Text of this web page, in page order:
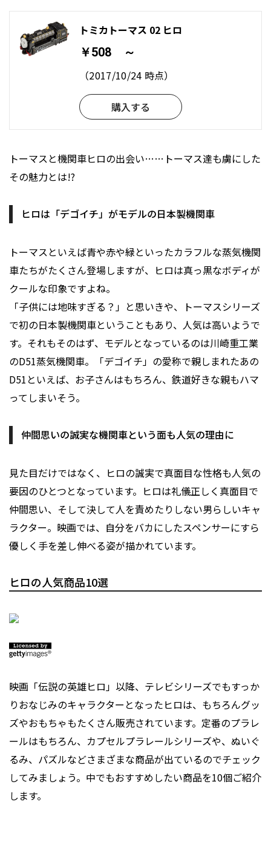
トミカトーマス 02 ヒロ
￥508 ～
（2017/10/24 時点）
購入する
トーマスと機関車ヒロの出会い……トーマス達も虜にした
その魅力とは!?
ヒロは「デゴイチ」がモデルの日本製機関車
トーマスといえば青や赤や緑といったカラフルな蒸気機関
車たちがたくさん登場しますが、ヒロは真っ黒なボディが
クールな印象ですよね。
「子供には地味すぎる？」と思いきや、トーマスシリーズ
で初の日本製機関車ということもあり、人気は高いようで
す。それもそのはず、モデルとなっているのは川崎重工業
のD51蒸気機関車。「デゴイチ」の愛称で親しまれたあの
D51といえば、お子さんはもちろん、鉄道好きな親もハマ
ってしまいそう。
仲間思いの誠実な機関車という面も人気の理由に
見た目だけではなく、ヒロの誠実で真面目な性格も人気の
要因のひとつとなっています。ヒロは礼儀正しく真面目で
仲間思い、そして決して人を責めたりしない男らしいキャ
ラクター。映画では、自分をバカにしたスペンサーにすら
優しく手を差し伸べる姿が描かれています。
ヒロの人気商品10選
映画「伝説の英雄ヒロ」以降、テレビシリーズでもすっか
りおなじみのキャラクターとなったヒロは、もちろんグッ
ズやおもちゃもたくさん販売されています。定番のプラレ
ールはもちろん、カプセルプラレールシリーズや、ぬいぐ
るみ、パズルなどさまざまな商品が出ているのでチェック
してみましょう。中でもおすすめしたい商品を10個ご紹介
します。